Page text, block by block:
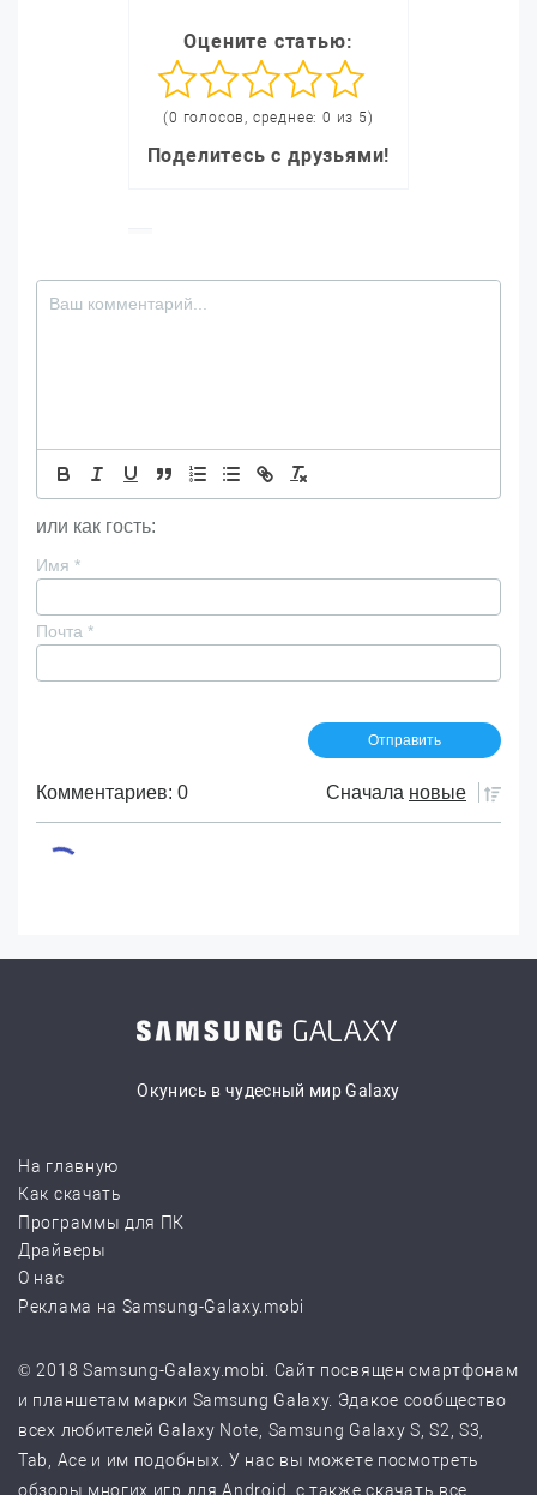
Оцените статью:
(0 голосов, среднее: 0 из 5)
Поделитесь с друзьями!
или как гость:
Имя *
Почта *
Комментариев: 0 Сначала новые
Окунись в чудесный мир Galaxy
На главную
Как скачать
Программы для ПК
Драйверы
О нас
Реклама на Samsung-Galaxy.mobi
© 2018 Samsung-Galaxy.mobi. Сайт посвящен смартфонам
и планшетам марки Samsung Galaxy. Эдакое сообщество
всех любителей Galaxy Note, Samsung Galaxy S, S2, S3,
Tab, Ace и им подобных. У нас вы можете посмотреть
обзоры многих игр для Android, с также скачать все